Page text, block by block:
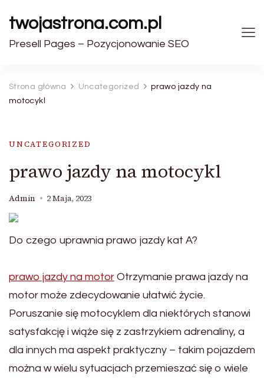
twojastrona.com.pl
Presell Pages – Pozycjonowanie SEO
Strona główna Uncategorized
prawo jazdy na
motocykl
UNCATEGORIZED
prawo jazdy na motocykl
Admin 2 Maja, 2023
Do czego uprawnia prawo jazdy kat A?
prawo jazdy na motor Otrzymanie prawa jazdy na
motor może zdecydowanie ułatwić życie.
Poruszanie się motocyklem dla niektórych stanowi
satysfakcję i wiąże się z zastrzykiem adrenaliny, a
dla innych ma aspekt praktyczny – takim pojazdem
można w wielu sytuacjach przemieszać się o wiele